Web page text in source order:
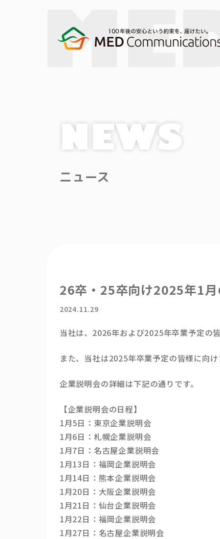
NEWS
ニュース
26卒・25卒向け2025年1
2024.11.29
当社は、2026年および2025年卒業予定の
また、当社は2025年卒業予定の皆様に向
企業説明会の詳細は下記の通りです。
【企業説明会の日程】
1月5日：東京企業説明会
1月6日：札幌企業説明会
1月7日：名古屋企業説明会
1月13日：福岡企業説明会
1月14日：熊本企業説明会
1月20日：大阪企業説明会
1月21日：仙台企業説明会
1月22日：福岡企業説明会
1月27日：名古屋企業説明会